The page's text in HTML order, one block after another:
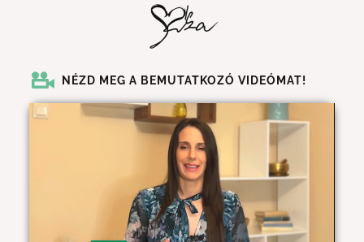
NÉZD MEG A BEMUTATKOZÓ VIDEÓMAT!